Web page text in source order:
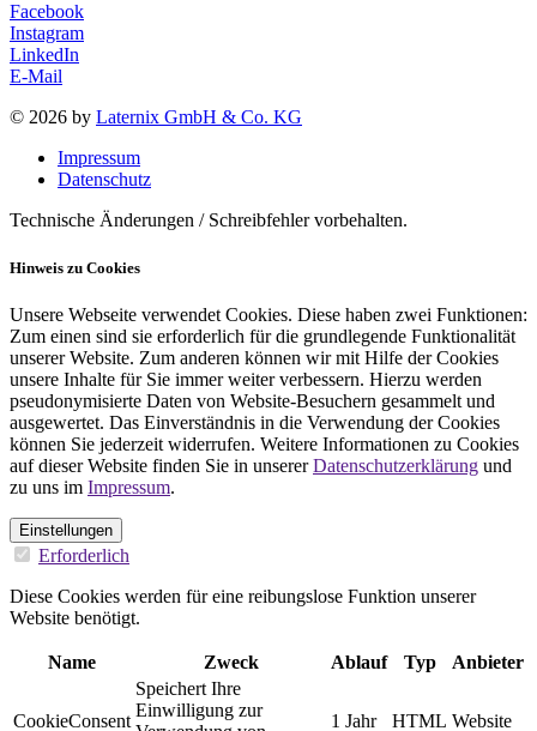
Facebook
Instagram
LinkedIn
E-Mail
© 2026 by Laternix GmbH & Co. KG
Impressum
Datenschutz
Technische Änderungen / Schreibfehler vorbehalten.
Hinweis zu Cookies
Unsere Webseite verwendet Cookies. Diese haben zwei Funktionen:
Zum einen sind sie erforderlich für die grundlegende Funktionalität
unserer Website. Zum anderen können wir mit Hilfe der Cookies
unsere Inhalte für Sie immer weiter verbessern. Hierzu werden
pseudonymisierte Daten von Website-Besuchern gesammelt und
ausgewertet. Das Einverständnis in die Verwendung der Cookies
können Sie jederzeit widerrufen. Weitere Informationen zu Cookies
auf dieser Website finden Sie in unsererDatenschutzerklärung und
zu uns im Impressum.
Einstellungen
Erforderlich
Diese Cookies werden für eine reibungslose Funktion unserer
Website benötigt.
Name Zweck Ablauf Typ Anbieter
CookieConsent
Speichert Ihre
Einwilligung zur
1 Jahr HTML Website